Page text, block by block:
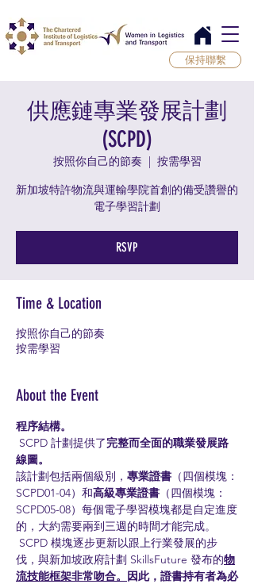
保持聯繫
供應鏈專業發展計劃
(SCPD)
按照你自己的節奏
  |
按需學習
新加坡特許物流與運輸學院首創的備受讚譽的
電子學習計劃
RSVP
Time & Location
按照你自己的節奏
按需學習
About the Event
程序結構。
SCPD 計劃提供了完整而全面的職業發展路
線圖。
該計劃包括兩個級別， 專業證書 （四個模塊：
SCPD01-04）和高級專業證書 （四個模塊：
SCPD05-08）每個電子學習模塊都是自定進度
的，大約需要兩到三週的時間才能完成。
伐，與新加坡政府計劃 SkillsFuture 發布的物
流技能框架非常吻合。 因此，證書持有者為必